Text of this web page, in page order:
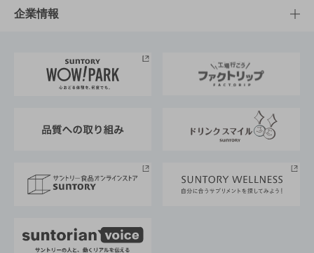
栄養成分一覧
工場見学
地域情報
サントリーホール
サントリーサンバーズ大阪
サステナビリティTOP
サントリーが考えるサステナビリティ経営
企業情報
企業概要
採用情報